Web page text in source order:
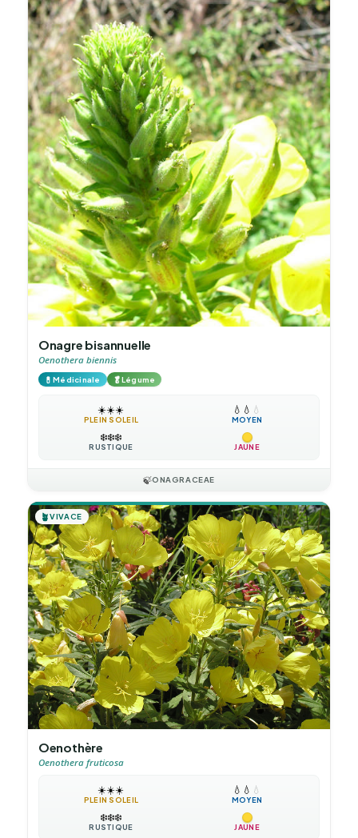
Onagre bisannuelle
Oenothera biennis
💊Médicinale 🥬Légume
☀️☀️☀️
PLEIN SOLEIL
💧 💧 💧
MOYEN
❄️❄️❄️
RUSTIQUE JAUNE
🍃ONAGRACEAE
🪴VIVACE
Oenothère
Oenothera fruticosa
☀️☀️☀️
PLEIN SOLEIL
💧 💧 💧
MOYEN
❄️❄️❄️
RUSTIQUE JAUNE